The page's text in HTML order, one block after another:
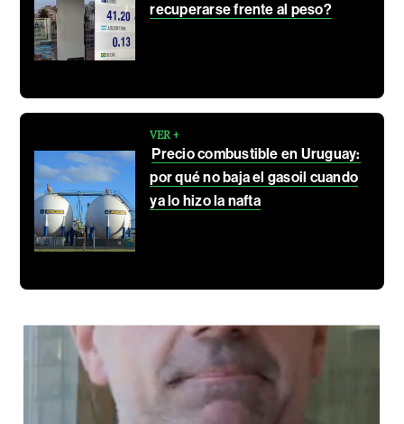
recuperarse frente al peso?
VER +
Precio combustible en Uruguay:
por qué no baja el gasoil cuando
ya lo hizo la nafta